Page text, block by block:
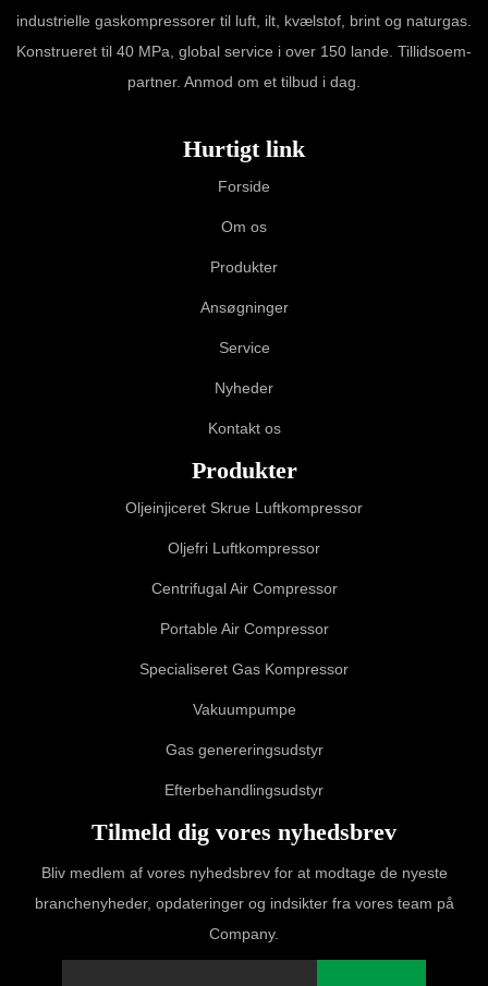
industrielle gaskompressorer til luft, ilt, kvælstof, brint og naturgas.
Konstrueret til 40 MPa, global service i over 150 lande. Tillidsoem-
partner. Anmod om et tilbud i dag.
Hurtigt link
Forside
Om os
Produkter
Ansøgninger
Service
Nyheder
Kontakt os
Produkter
Oljeinjiceret Skrue Luftkompressor
Oljefri Luftkompressor
Centrifugal Air Compressor
Portable Air Compressor
Specialiseret Gas Kompressor
Vakuumpumpe
Gas genereringsudstyr
Efterbehandlingsudstyr
Tilmeld dig vores nyhedsbrev
Bliv medlem af vores nyhedsbrev for at modtage de nyeste
branchenyheder, opdateringer og indsikter fra vores team på
Company.